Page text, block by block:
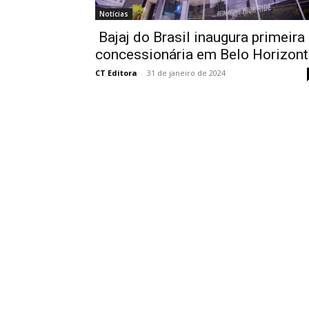
Notícias
Bajaj do Brasil inaugura primeira
concessionária em Belo
CT Editora - 31 de janeiro de 2024